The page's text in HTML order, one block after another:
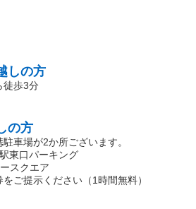
しの方
徒歩3分
の方
車場が2か所ございます。
東口パーキング
スクエア
ご提示ください（1時間無料）